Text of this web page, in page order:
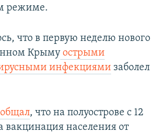
режиме.
что в первую неделю нового
Крыму острыми
инфекциями заболел
, что на полуострове с 12
вакцинация населения от